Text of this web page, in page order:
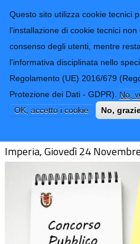
Questo sito utilizza cookie tecnici
l'installazione di cookie tecnici
consenso degli utenti, mentre
l'informativa disciplinata nello
Regolamento (UE) 2016/679
Protezione dei Dati - GDPR). No,
OK, accetto i cookie
No,
Provincia di
Imperia
Form di ricerca
Comunicazione
Direttivo
Imperia, Giovedì 24